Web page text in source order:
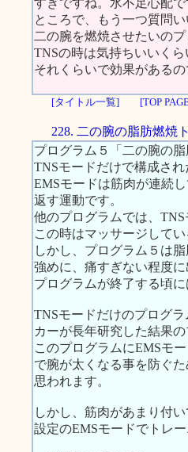
すぎですね。水不足心配で
ところで、もう一つ質問い
二の腕を燃焼させたいの
TNSの時は気持ちいいくら
それくらいで効果があるの
[タイトル一覧] [TOP
228. 二の腕の脂肪燃焼
プログラム５「二の腕の
TNSモードだけで構成され
EMSモードは筋肉が連続
返す運動です。
他のプログラムでは、
この時はマッサージして
しかし、プログラム５は
強めに、痛すぎない程度
プログラムが終了する頃
TNSモードだけのプログ
カーが長年研究した結果
このプログラムにEMSモ
で腕が太くなる事を防ぐ
思われます。
しかし、筋肉があまり付
設定のEMSモードでトレー